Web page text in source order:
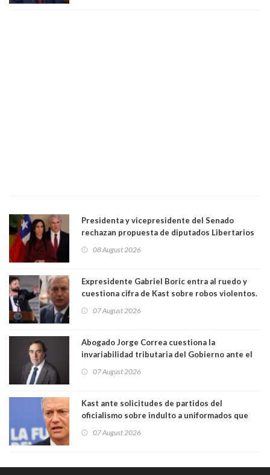
Presidenta y vicepresidente del Senado
rechazan propuesta de diputados Libertarios
"Constituye un camino equivocado"
08 August 2026
Expresidente Gabriel Boric entra al ruedo y
cuestiona cifra de Kast sobre robos violentos.
07 August 2026
Abogado Jorge Correa cuestiona la
invariabilidad tributaria del Gobierno ante el
democracia” y "defendemos la alternancia en el
07 August 2026
Kast ante solicitudes de partidos del
oficialismo sobre indulto a uniformados que
07 August 2026